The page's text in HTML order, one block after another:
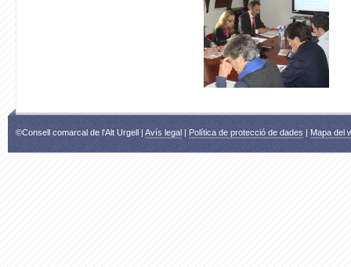
©Consell comarcal de l'Alt Urgell | Avís legal | Política de protecció de dades | Mapa del